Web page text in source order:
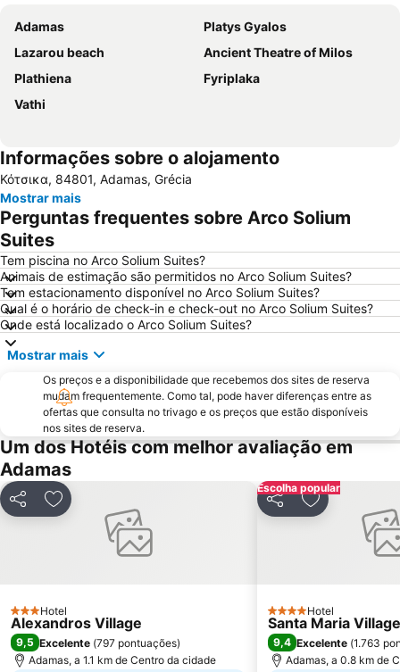
Adamas
Platys Gyalos
Lazarou beach
Ancient Theatre of Milos
Plathiena
Fyriplaka
Vathi
Informações sobre o alojamento
Κότσικα, 84801, Adamas, Grécia
Mostrar mais
Perguntas frequentes sobre Arco Solium
Suites
Tem piscina no Arco Solium Suites?
Animais de estimação são permitidos no Arco Solium Suites?
Tem estacionamento disponível no Arco Solium Suites?
Qual é o horário de check-in e check-out no Arco Solium Suites?
Onde está localizado o Arco Solium Suites?
Mostrar mais
Os preços e a disponibilidade que recebemos dos sites de reserva
mudam frequentemente. Como tal, pode haver diferenças entre as
ofertas que consulta no trivago e os preços que estão disponíveis
nos sites de reserva.
Um dos Hotéis com melhor avaliação em
Adamas
PartilharAdicionar aos favoritos
3 Estrelas
Hotel
Alexandros Village
9,5 Excelente (797 pontuações)
Adamas, a 1.1 km de Centro da cidade
Escolha popular
PartilharAdicionar
4 Estrelas
Hotel
Santa Maria
9,4 Excelente (1.763
Adamas, a 0.8 km de